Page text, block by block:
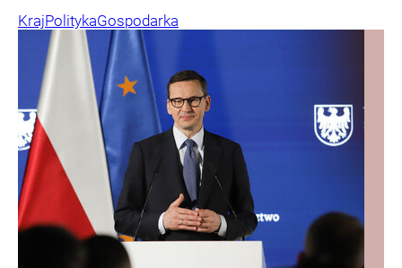
KrajPolitykaGospodarka